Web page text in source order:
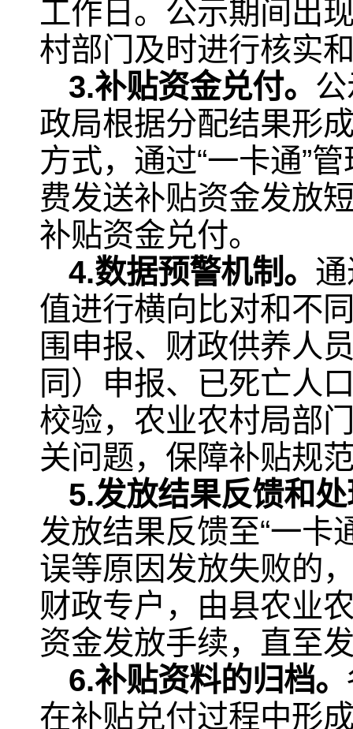
工作日。公示期间出
村部门及时进行核实
3.补贴资金兑付。
政局根据分配结果形
方式，通过“一卡通”
费发送补贴资金发放
补贴资金兑付。
4.数据预警机制。
值进行横向比对和不
围申报、财政供养人
同）申报、已死亡人
校验，农业农村局部
关问题，保障补贴规
5.发放结果反馈和
发放结果反馈至“一卡
误等原因发放失败的
财政专户，由县农业
资金发放手续，直至
6.补贴资料的归档。
在补贴兑付过程中形